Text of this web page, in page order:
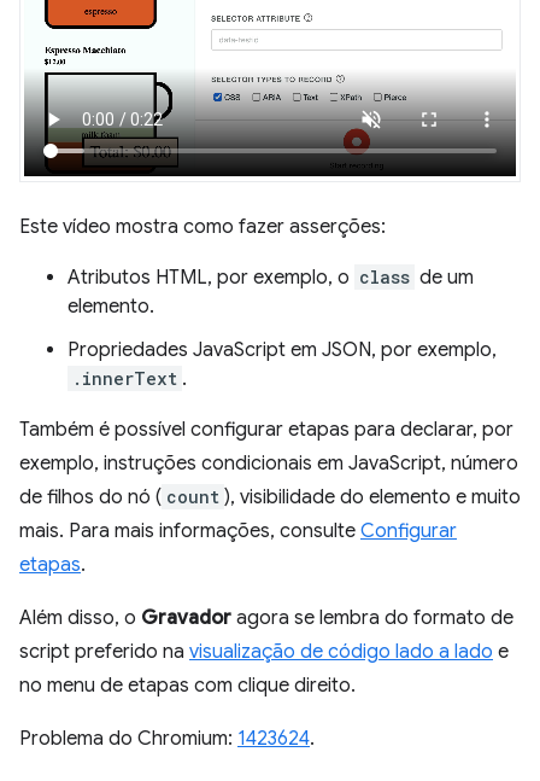
Este vídeo mostra como fazer asserções:
Atributos HTML, por exemplo, o class de um
elemento.
Propriedades JavaScript em JSON, por exemplo,
.innerText .
Também é possível configurar etapas para declarar, por
exemplo, instruções condicionais em JavaScript, número
de filhos do nó ( count ), visibilidade do elemento e muito
mais. Para mais informações, consulte Configurar
etapas.
Além disso, o Gravador agora se lembra do formato de
script preferido na visualização de código lado a lado e
no menu de etapas com clique direito.
Problema do Chromium: 1423624.